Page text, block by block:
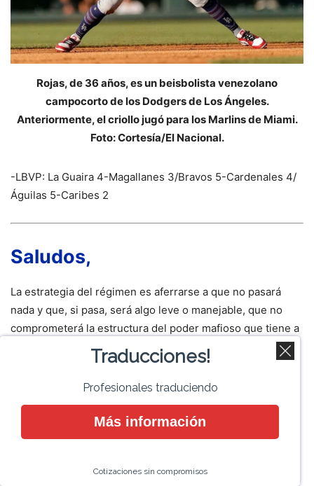
Rojas, de 36 años, es un beisbolista venezolano
campocorto de los Dodgers de Los Ángeles.
Anteriormente, el criollo jugó para los Marlins de Miami.
Foto: Cortesía/El Nacional.
-LBVP: La Guaira 4-Magallanes 3/Bravos 5-Cardenales 4/
Águilas 5-Caribes 2
Saludos,
La estrategia del régimen es aferrarse a que no pasará
nada y que, si pasa, será algo leve o manejable, que no
comprometerá la estructura del poder mafioso que tiene a
Venezuela de rehén.
Pero mientras tanto, andan paralizados como gobierno y
completamente a la defensiva.
ejecutorias y su burocracia— y otra muy distinta lo que
Traducciones!
Profesionales traduciendo
Más información
Cotizaciones sin compromisos